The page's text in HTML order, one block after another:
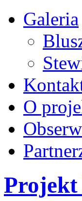
Galeria
O